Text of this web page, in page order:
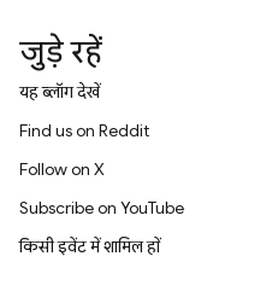
जुड़े रहें
यह ब्लॉग देखें
Find us on Reddit
Follow on X
Subscribe on YouTube
किसी इवेंट में शामिल हों